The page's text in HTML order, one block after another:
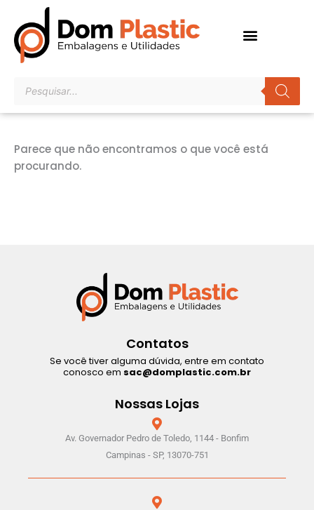
para
conteúdo
produtos
Parece que não encontramos o que você está
procurando.
Contatos
Se você tiver alguma dúvida, entre em contato
conosco em sac@domplastic.com.br
Nossas Lojas
Av. Governador Pedro de Toledo, 1144 - Bonfim
Campinas - SP, 13070-751